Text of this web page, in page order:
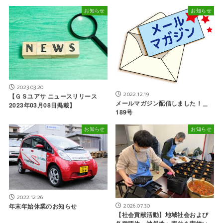
お知らせ
2023.03.20
【ＧＳユアサ ニュースリリース
2023年03月08日掲載】
お知らせ
2022.12.19
メールマガジン配信しました！＿
189号
お知らせ
2022.12.26
年末年始休業のお知らせ
お知らせ
2026.07.30
【社会貢献活動】地域社会および